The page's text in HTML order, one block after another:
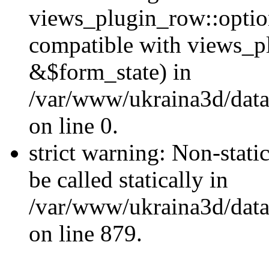
compatible with
&$form_state) in
/var/www/ukraina3d/
on line 0.
strict warning: Non-
be called statically in
/var/www/ukraina3d/
on line 879.